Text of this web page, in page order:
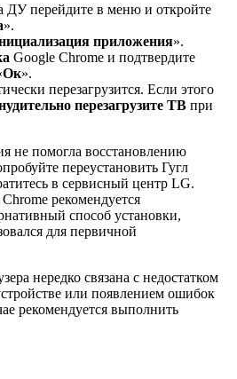
ДУ перейдите в меню и откройте
».
приложения».
Google Chrome и подтвердите
Ок».
перезагрузится. Если этого
перезагрузите ТВ при
не помогла восстановлению
переустановить Гугл
в сервисный центр LG.
рекомендуется
способ установки,
для первичной
нередко связана с недостатком
или появлением ошибок
рекомендуется выполнить